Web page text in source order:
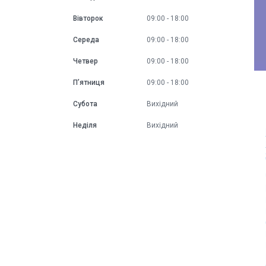
Вівторок 09:00 18:00
Середа 09:00 18:00
Четвер 09:00 18:00
Пʼятниця 09:00 18:00
Субота Вихідний
Неділя Вихідний